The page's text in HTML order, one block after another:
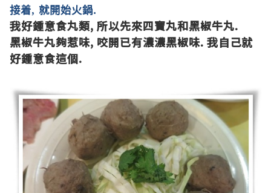
接着, 就開始火鍋.
我好鍾意食丸類, 所以先來四寶丸和黑椒牛丸.
黑椒牛丸夠惹味, 咬開已有濃濃黑椒味. 我自己就
好鍾意食這個.